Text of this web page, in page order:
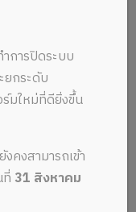
ด้
การปิดระบบ
ยกระดับ
มใหม่ที่ดียิ่งขึ้น
คงสามารถเข้า
31 สิงหาคม